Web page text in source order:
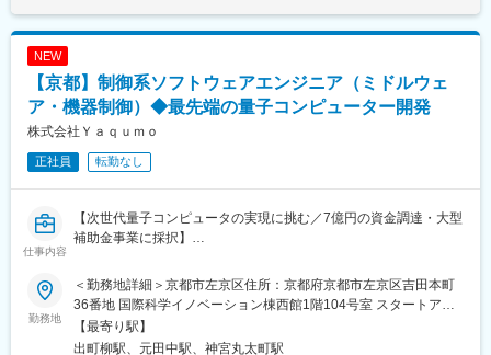
■本ポジションの魅力：
世界的にも前例が少ない「量子コンピュータ向けコンパイラ」
を、ゼロから設計できる希少な環境です。量子物理研究者と直接
ジニアとしての視野と専門性を大きく広げます。誤り耐性量子コ
■株式会社Ｙａｑｕｍｏについて：
ンピュータ（量子コンピュータ）」を開発しているスタートアッ
プ企業です。
2025年には約7億円を調達し、さらにNEDOの大型補助金事業に
も採択。現在も開発を進め、2027年度までに誤り耐性量子コンピ
NEW
【京都】制御系ソフトウェアエンジニア（ミドルウェ
ア・機器制御）◆最先端の量子コンピューター開発
株式会社Ｙａｑｕｍｏ
正社員 転勤なし
仕事内容
【次世代量子コンピュータの実現に挑む／7億円の資金調達・大型
補助金事業に採択】
■業務概要：
本ポジションは、量子コンピュータを構成する各種精密機器を、
ナノ秒レベルの高精度で同期制御するミドルウェア・機器制御ソ
フトウェアを担います。レーザー、カメラ、波形発生器など多数
勤務地
＜勤務地詳細＞京都市左京区住所：京都府京都市左京区吉田本町
36番地 国際科学イノベーション棟西館1階104号室 スタートアッ
プオフィス2号室受動喫煙対策：敷地内全面禁煙変更の範囲：会社
の定める事業所（リモートワーク含む）
【最寄り駅】
出町柳駅、元田中駅、神宮丸太町駅